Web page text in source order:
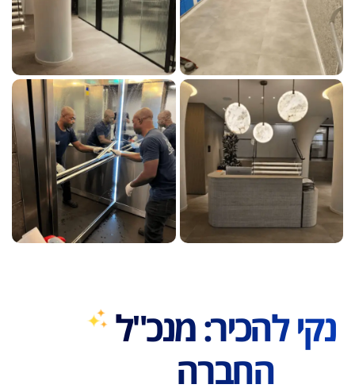
נקי להכיר: מנכ"ל
החברה